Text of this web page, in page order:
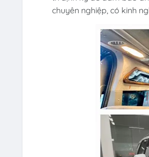
chuyên nghiệp, có kinh